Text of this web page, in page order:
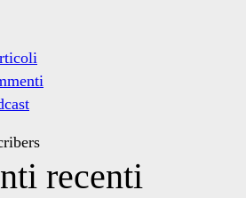
recenti